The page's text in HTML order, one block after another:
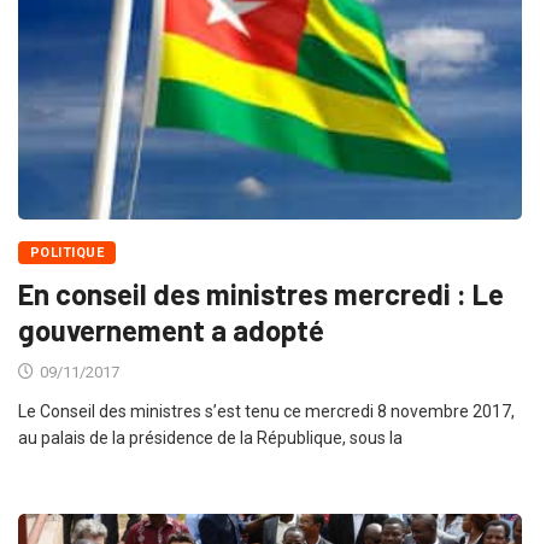
POLITIQUE
En conseil des ministres mercredi : Le
gouvernement a adopté
09/11/2017
Le Conseil des ministres s’est tenu ce mercredi 8 novembre 2017,
au palais de la présidence de la République, sous la